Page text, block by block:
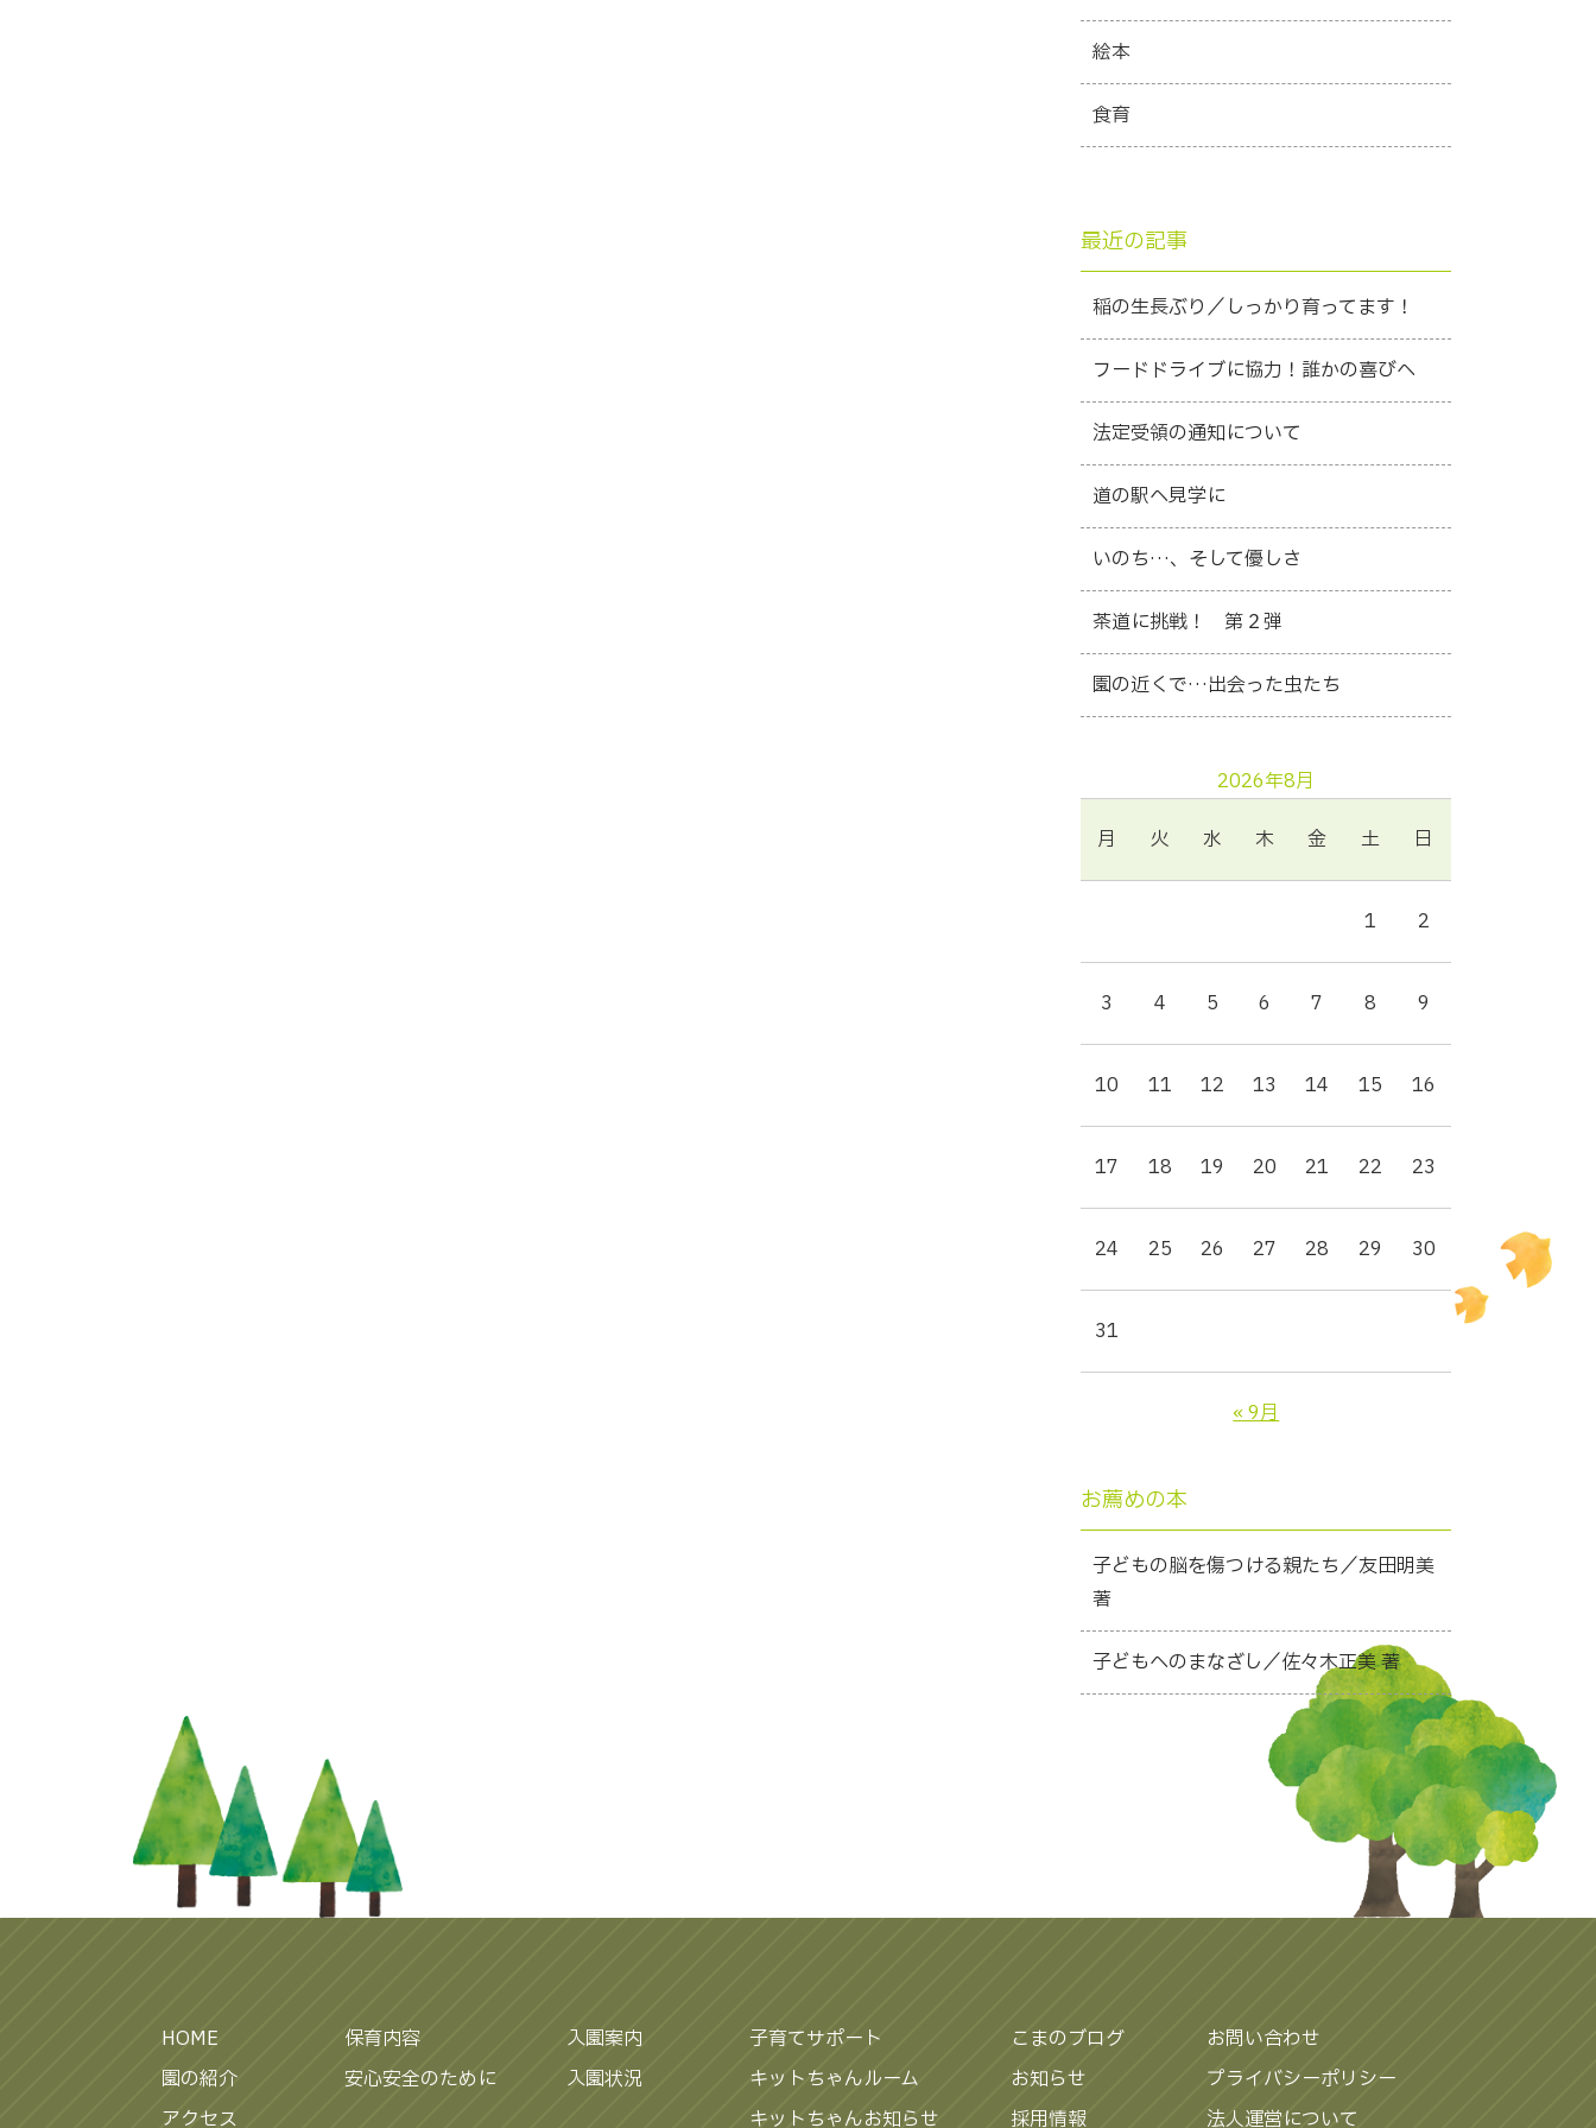
絵本
食育
最近の記事
稲の生長ぶり／しっかり育ってます！
フードドライブに協力！誰かの喜びへ
法定受領の通知について
道の駅へ見学に
いのち…、そして優しさ
茶道に挑戦！ 第２弾
園の近くで…出会った虫たち
2026年8月
月 火 水 木 金 土 日
1 2
3 4 5 6 7 8 9
10 11 12 13 14 15 16
17 18 19 20 21 22 23
24 25 26 27 28 29 30
31
« 9月
お薦めの本
子どもの脳を傷つける親たち／友田明美
著
子どもへのまなざし／佐々木正美 著
HOME
園の紹介
アクセス
保育内容
安心安全のために
入園案内
入園状況
子育てサポート
キットちゃんルーム
キットちゃんお知らせ
こまのブログ
お知らせ
採用情報
お問い合わせ
プライバシーポリシー
法人運営について